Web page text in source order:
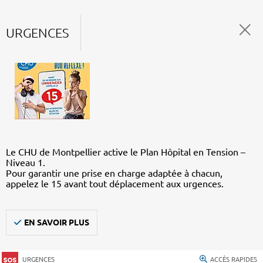
URGENCES
Le CHU de Montpellier active le Plan Hôpital en Tension –
Niveau 1.
Pour garantir une prise en charge adaptée à chacun,
appelez le 15 avant tout déplacement aux urgences.
EN SAVOIR PLUS
URGENCES ACCÈS RAPIDES